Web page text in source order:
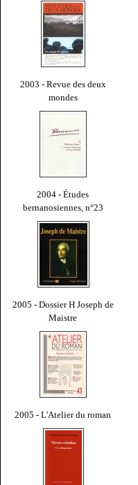
2003 - Revue des deux
mondes
2004 - Études
bernanosiennes, n°23
2005 - Dossier H Joseph de
Maistre
2005 - L'Atelier du roman